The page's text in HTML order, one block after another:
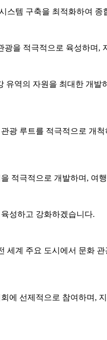
스템 구축을 최적화하여
을 적극적으로 육성하며,
역의 자원을 최대한 개
광 루트를 적극적으로 개
적극적으로 개발하며, 여
성하고 강화하겠습니다.
계 주요 도시에서 문화
에 선제적으로 참여하며,